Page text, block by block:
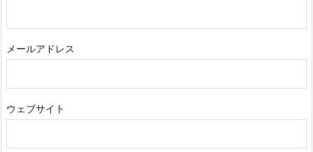
メールアドレス
ウェブサイト